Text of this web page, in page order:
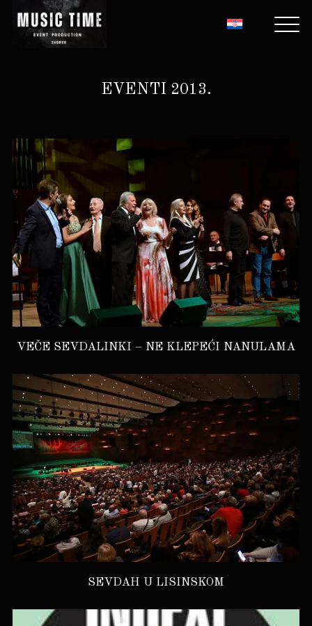
EVENTI 2013.
VEČE SEVDALINKI – NE KLEPEĆI NANULAMA
SEVDAH U LISINSKOM